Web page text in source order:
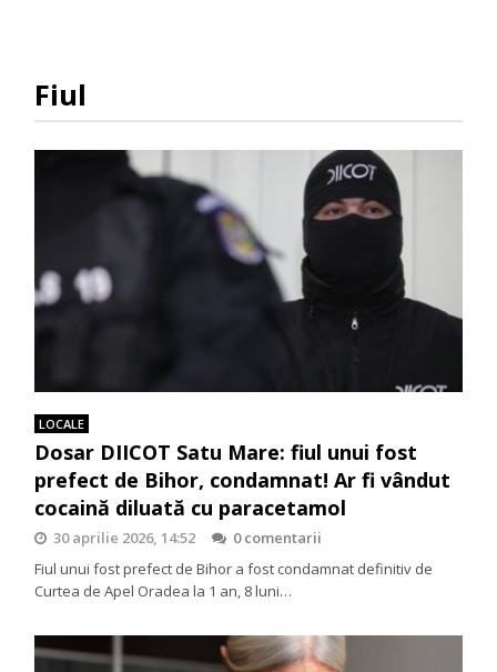
Fiul
LOCALE
Dosar DIICOT Satu Mare: fiul unui fost
prefect de Bihor, condamnat! Ar fi vândut
cocaină diluată cu paracetamol
30 aprilie 2026, 14:52
0 comentarii
Fiul unui fost prefect de Bihor a fost condamnat definitiv de
Curtea de Apel Oradea la 1 an, 8 luni…